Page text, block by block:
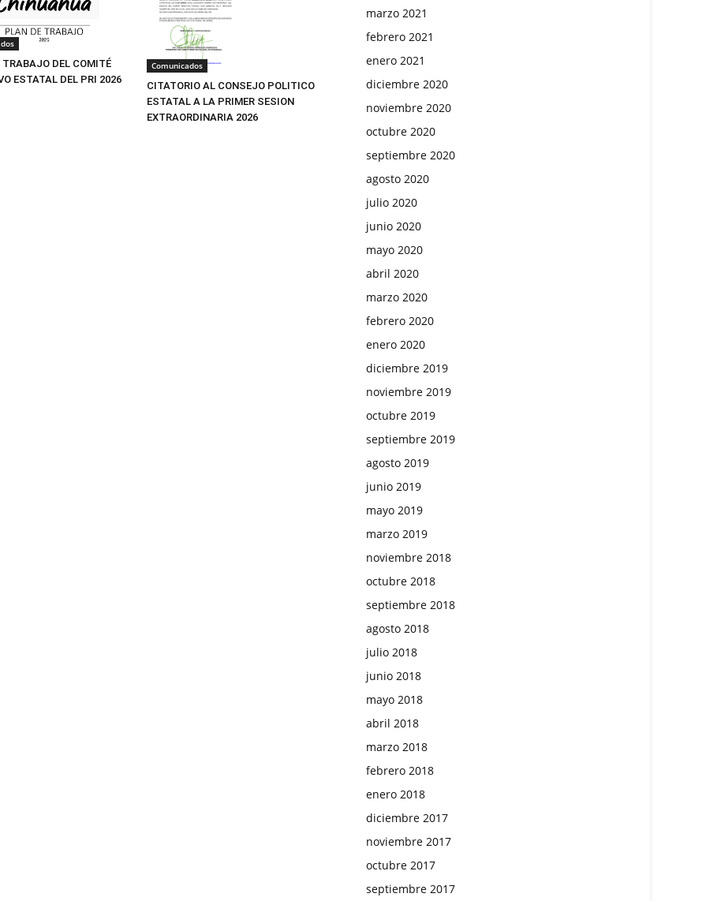
TRABAJO DEL COMITÉ
ESTATAL DEL PRI 2026
Comunicados
CITATORIO AL CONSEJO POLITICO
ESTATAL A LA PRIMER SESION
EXTRAORDINARIA 2026
marzo 2021
febrero 2021
enero 2021
diciembre 2020
noviembre 2020
octubre 2020
septiembre 2020
agosto 2020
julio 2020
junio 2020
mayo 2020
abril 2020
marzo 2020
febrero 2020
enero 2020
diciembre 2019
noviembre 2019
octubre 2019
septiembre 2019
agosto 2019
junio 2019
mayo 2019
marzo 2019
noviembre 2018
octubre 2018
septiembre 2018
agosto 2018
julio 2018
junio 2018
mayo 2018
abril 2018
marzo 2018
febrero 2018
enero 2018
diciembre 2017
noviembre 2017
octubre 2017
septiembre 2017